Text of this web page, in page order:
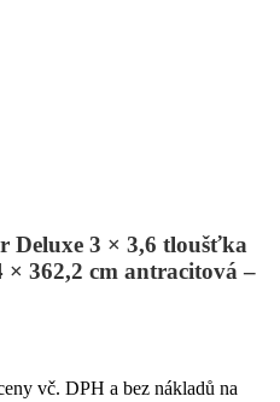
3 × 3,6 tloušťka
× 362,2 cm antracitová –
vč. DPH a bez nákladů na